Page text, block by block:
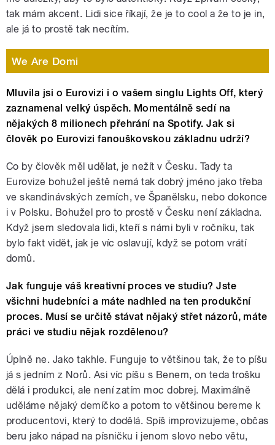
tak mám akcent. Lidi sice říkají, že je to cool a že to je in,
ale já to prostě tak necítím.
We Are Domi
Mluvila jsi o Eurovizi i o vašem singlu Lights Off, který
zaznamenal velký úspěch. Momentálně sedí na
nějakých 8 milionech přehrání na Spotify. Jak si
člověk po Eurovizi fanouškovskou základnu udrží?
Co by člověk měl udělat, je nežít v Česku. Tady ta
Eurovize bohužel ještě nemá tak dobrý jméno jako třeba
ve skandinávských zemích, ve Španělsku, nebo dokonce
i v Polsku. Bohužel pro to prostě v Česku není základna.
Když jsem sledovala lidi, kteří s námi byli v ročníku, tak
bylo fakt vidět, jak je víc oslavují, když se potom vrátí
domů.
Jak funguje váš kreativní proces ve studiu? Jste
všichni hudebníci a máte nadhled na ten produkční
proces. Musí se určitě stávat nějaký střet názorů, máte
práci ve studiu nějak rozdělenou?
Úplně ne. Jako takhle. Funguje to většinou tak, že to píšu
já s jedním z Norů. Asi víc píšu s Benem, on teda trošku
dělá i produkci, ale není zatím moc dobrej. Maximálně
uděláme nějaký demíčko a potom to většinou bereme k
producentovi, který to dodělá. Spíš improvizujeme, občas
beru jako nápad na písničku i jenom slovo nebo větu,